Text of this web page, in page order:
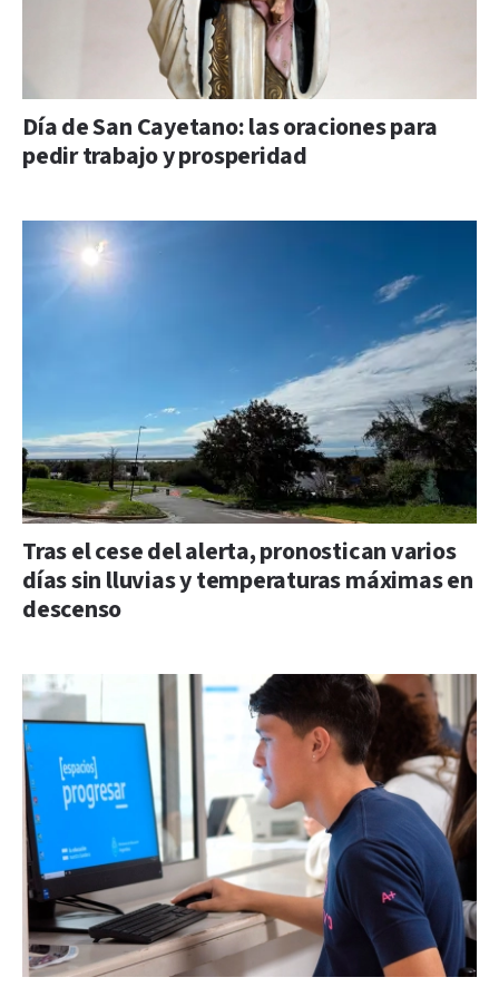
Día de San Cayetano: las oraciones para
pedir trabajo y prosperidad
Tras el cese del alerta, pronostican varios
días sin lluvias y temperaturas máximas en
descenso